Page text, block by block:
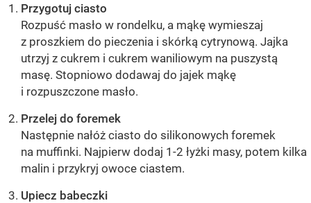
Przygotuj ciasto
Rozpuść masło w rondelku, a mąkę wymieszaj
z proszkiem do pieczenia i skórką cytrynową. Jajka
utrzyj z cukrem i cukrem waniliowym na puszystą
masę. Stopniowo dodawaj do jajek mąkę
i rozpuszczone masło.
Przelej do foremek
Następnie nałóż ciasto do silikonowych foremek
na muffinki. Najpierw dodaj 1-2 łyżki masy, potem kilka
malin i przykryj owoce ciastem.
Upiecz babeczki